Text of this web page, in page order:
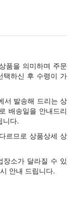
품을 의미하며 주문
택하신 후 수령이 가
서 발송해 드리는 상
배송일을 안내드리
니다.
르므로 상품상세 상
장소가 달라질 수 있
안내 드립니다.